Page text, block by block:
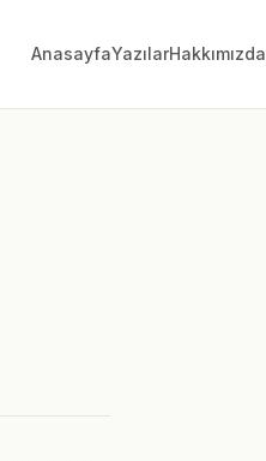
AnasayfaYazılarHakkımızda